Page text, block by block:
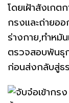
โดยเฝ้าสังเก
กรงและถ่ายอ
ร่างกาย,ทำหมั
ตรวจสอบพันธุ
ก่อนส่งกลับสู่ธ